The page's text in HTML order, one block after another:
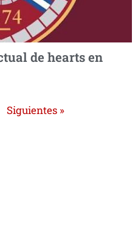
de hearts en
Siguientes »